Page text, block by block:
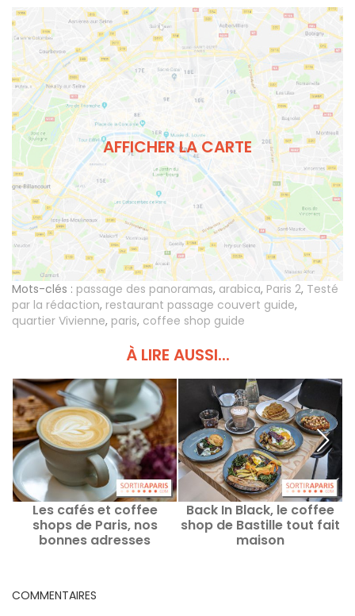
AFFICHER LA CARTE
Mots-clés : passage des panoramas, arabica, Paris 2, Testé
par la rédaction, restaurant passage couvert guide,
quartier Vivienne, paris, coffee shop guide
À LIRE AUSSI...
Les cafés et coffee
shops de Paris, nos
bonnes adresses
Back In Black, le coffee
shop de Bastille tout fait
maison
COMMENTAIRES